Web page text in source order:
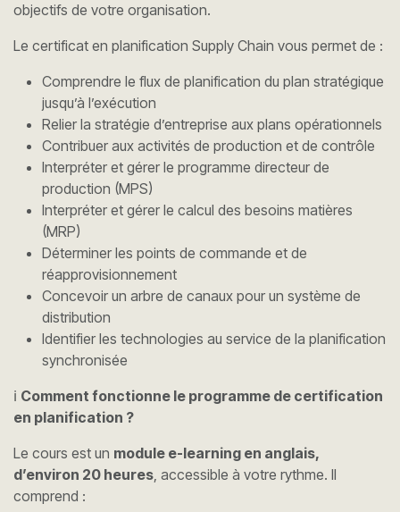
objectifs de votre organisation.
Le certificat en planification Supply Chain vous permet de :
Comprendre le flux de planification du plan stratégique
jusqu’à l’exécution
Relier la stratégie d’entreprise aux plans opérationnels
Contribuer aux activités de production et de contrôle
Interpréter et gérer le programme directeur de
production (MPS)
Interpréter et gérer le calcul des besoins matières
(MRP)
Déterminer les points de commande et de
réapprovisionnement
Concevoir un arbre de canaux pour un système de
distribution
Identifier les technologies au service de la planification
synchronisée
ℹ️ Comment fonctionne le programme de certification
en planification ?
Le cours est un module e-learning en anglais,
d’environ 20 heures, accessible à votre rythme. Il
comprend :